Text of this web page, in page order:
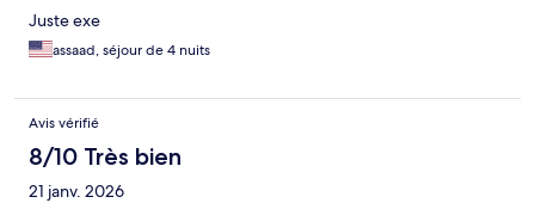
Juste exe
assaad, séjour de 4 nuits
Avis vérifié
8/10 Très bien
21 janv. 2026